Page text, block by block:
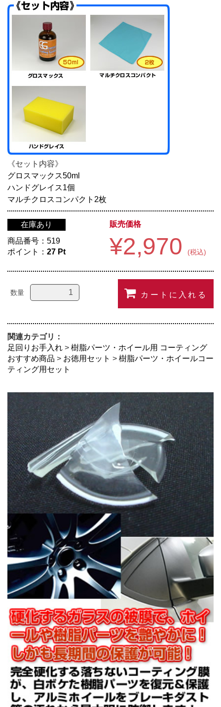
《セット内容》
グロスマックス50ml
ハンドグレイス1個
マルチクロスコンパクト2枚
在庫あり
商品番号： 519
ポイント： 27 Pt
販売価格
¥2,970 (税込)
数量 カートに入れる
関連カテゴリ：
足回りお手入れ > 樹脂パーツ・ホイール用 コーティング
おすすめ商品 > お徳用セット > 樹脂パーツ・ホイールコー
ティング用セット